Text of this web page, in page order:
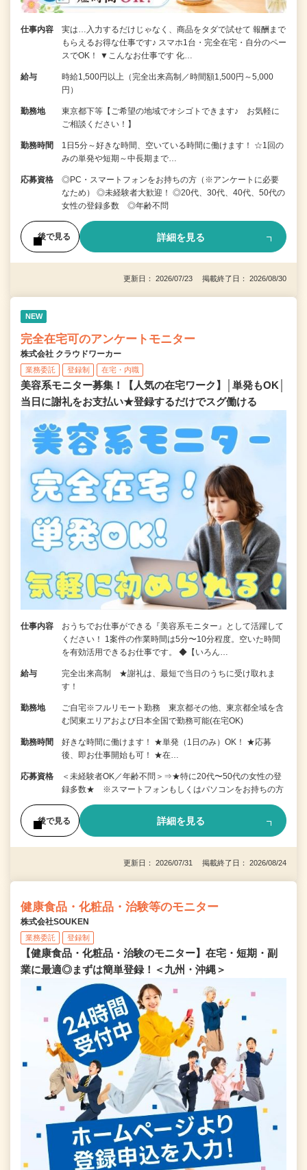
仕事内容
実は…入力するだけじゃなく、商品をタダで試せて 報酬まで
もらえるお得な仕事です♪ スマホ1台・完全在宅・自分のペー
スでOK！ ▼こんなお仕事です 化…
給与
時給1,500円以上（完全出来高制／時間額1,500円～5,000
円）
勤務地
東京都下等【ご希望の地域でオシゴトできます♪ お気軽に
ご相談ください！】
勤務時間
1日5分～好きな時間、空いている時間に働けます！ ☆1回の
みの単発や短期～中長期まで…
応募資格
◎PC・スマートフォンをお持ちの方（※アンケートに必要
なため） ◎未経験者大歓迎！ ◎20代、30代、40代、50代の
女性の登録多数 ◎年齢不問
後で見る 詳細を見る
更新日： 2026/07/23 掲載終了日： 2026/08/30
NEW
完全在宅可のアンケートモニター
株式会社 クラウドワーカー
業務委託 登録制 在宅・内職
美容系モニター募集！【人気の在宅ワーク】│単発もOK│
当日に謝礼をお支払い★登録するだけでスグ働ける
仕事内容
おうちでお仕事ができる『美容系モニター』として活躍して
ください！ 1案件の作業時間は5分〜10分程度。空いた時間
を有効活用できるお仕事です。 ◆【いろん…
給与
完全出来高制 ★謝礼は、最短で当日のうちに受け取れま
す！
勤務地
ご自宅※フルリモート勤務 東京都その他、東京都全域を含
む関東エリアおよび日本全国で勤務可能(在宅OK)
勤務時間
好きな時間に働けます！ ★単発（1日のみ）OK！ ★応募
後、即お仕事開始も可！ ★在…
応募資格
＜未経験者OK／年齢不問＞⇒★特に20代〜50代の女性の登
録多数★ ※スマートフォンもしくはパソコンをお持ちの方
後で見る 詳細を見る
更新日： 2026/07/31 掲載終了日： 2026/08/24
健康食品・化粧品・治験等のモニター
株式会社SOUKEN
業務委託 登録制
【健康食品・化粧品・治験のモニター】在宅・短期・副
業に最適◎まずは簡単登録！＜九州・沖縄＞